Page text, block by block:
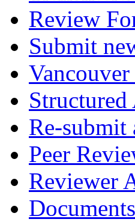
Review
Submit
Structured
Re-submit
Peer
Reviewer
Documents